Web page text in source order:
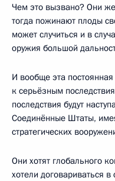
Чем это вызвано? Они
тогда пожинают плоды
может случиться и в
оружия большой
И вообще эта
к серьёзным
последствия будут
Соединённые Штаты,
стратегических
Они хотят глобального
хотели договариваться